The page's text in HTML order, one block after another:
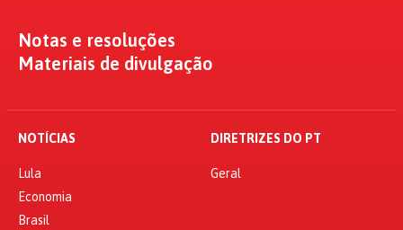
Notas e resoluções
Materiais de divulgação
NOTÍCIAS
Lula
Economia
Brasil
DIRETRIZES DO PT
Geral